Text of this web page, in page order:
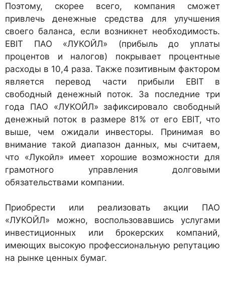
Поэтому, скорее всего, компания сможет
привлечь денежные средства для улучшения
своего баланса, если возникнет необходимость.
EBIT ПАО «ЛУКОЙЛ» (прибыль до уплаты
процентов и налогов) покрывает процентные
расходы в 10,4 раза. Также позитивным фактором
является перевод части прибыли EBIT в
свободный денежный поток. За последние три
года ПАО «ЛУКОЙЛ» зафиксировало свободный
денежный поток в размере 81% от его EBIT, что
выше, чем ожидали инвесторы. Принимая во
внимание такой диапазон данных, мы считаем,
что «Лукойл» имеет хорошие возможности для
грамотного управления долговыми
обязательствами компании.
Приобрести или реализовать акции ПАО
«ЛУКОЙЛ» можно, воспользовавшись услугами
инвестиционных или брокерских компаний,
имеющих высокую профессиональную репутацию
на рынке ценных бумаг.